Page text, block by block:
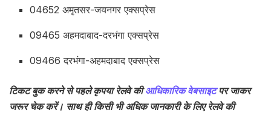
04652 अमृतसर-जयनगर एक्सप्रेस
09465 अहमदाबाद-दरभंगा एक्सप्रेस
09466 दरभंगा-अहमदाबाद एक्सप्रेस
टिकट बुक करने से पहले कृपया रेलवे कीआधिकारिक वेबसाइटपर जाकर
जरूर चेक करें। साथ ही किसी भी अधिक जानकारी के लिए रेलवे की